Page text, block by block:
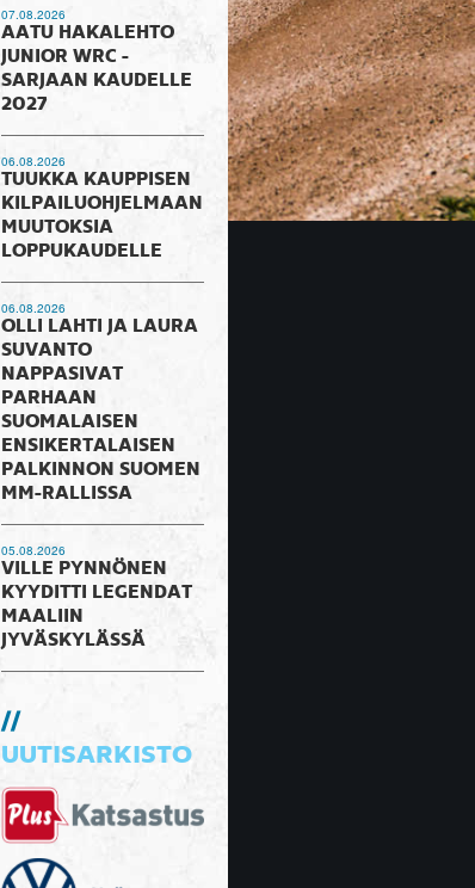
07.08.2026
AATU HAKALEHTO
JUNIOR WRC -
SARJAAN KAUDELLE
2027
06.08.2026
TUUKKA KAUPPISEN
KILPAILUOHJELMAAN
MUUTOKSIA
LOPPUKAUDELLE
06.08.2026
OLLI LAHTI JA LAURA
SUVANTO
NAPPASIVAT
PARHAAN
SUOMALAISEN
ENSIKERTALAISEN
PALKINNON SUOMEN
MM-RALLISSA
05.08.2026
VILLE PYNNÖNEN
KYYDITTI LEGENDAT
MAALIIN
JYVÄSKYLÄSSÄ
UUTISARKISTO